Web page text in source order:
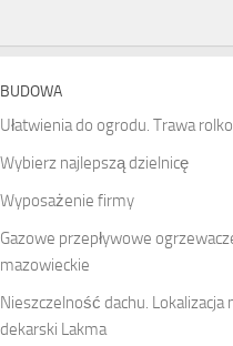
BUDOWA
Ułatwienia do ogrodu. Trawa
Wybierz najlepszą dzielnicę
Wyposażenie firmy
Gazowe przepływowe
mazowieckie
Nieszczelność dachu.
dekarski Lakma